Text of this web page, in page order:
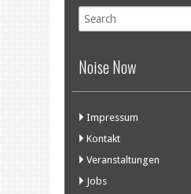
Noise Now
Impressum
Kontakt
Veranstaltungen
Jobs